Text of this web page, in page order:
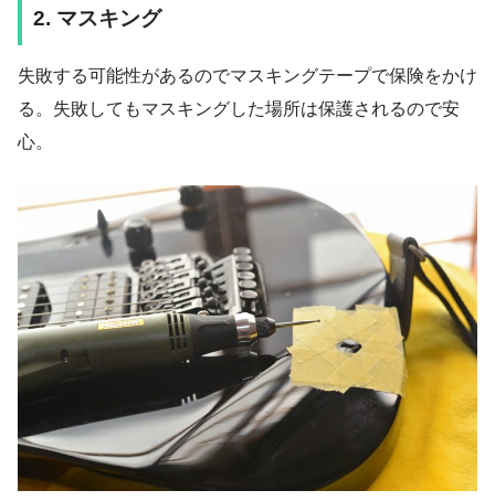
2. マスキング
失敗する可能性があるのでマスキングテープで保険をかけ
る。失敗してもマスキングした場所は保護されるので安
心。